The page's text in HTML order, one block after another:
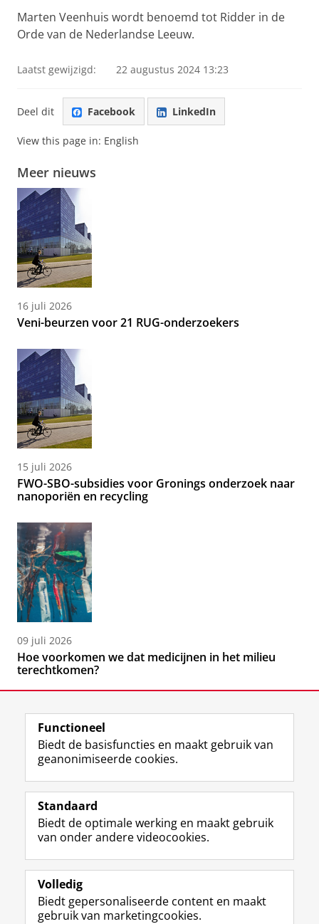
Marten Veenhuis wordt benoemd tot Ridder in de
Orde van de Nederlandse Leeuw.
Laatst gewijzigd: 22 augustus 2024 13:23
Deel dit Facebook LinkedIn
View this page in: English
Meer nieuws
16 juli 2026
Veni-beurzen voor 21 RUG-onderzoekers
15 juli 2026
FWO-SBO-subsidies voor Gronings onderzoek naar
nanoporiën en recycling
09 juli 2026
Hoe voorkomen we dat medicijnen in het milieu
terechtkomen?
Volg de RUG
F
a
e
b
o
p
a
L
i
k
e
I
-
p
R
S
-
f
e
R
I
n
t
r
m
Y
o
T
e
k
Studiekiezers
Alumni
Over ons
Functioneel
Biedt de basisfuncties en maakt gebruik van
geanonimiseerde cookies.
Standaard
Biedt de optimale werking en maakt gebruik
van onder andere videocookies.
Volledig
Biedt gepersonaliseerde content en maakt
gebruik van marketingcookies.